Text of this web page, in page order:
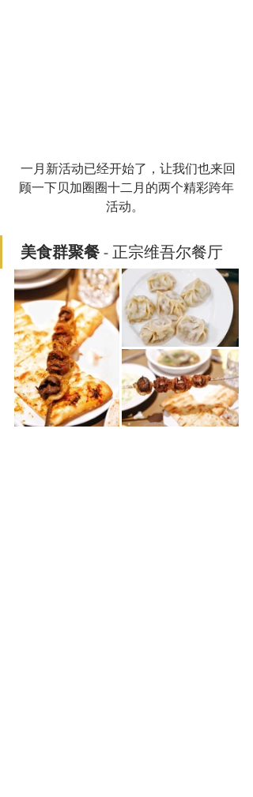
顾一下贝加圈圈十二月的两个精彩跨年
活动。
美食群聚餐 - 正宗维吾尔餐厅